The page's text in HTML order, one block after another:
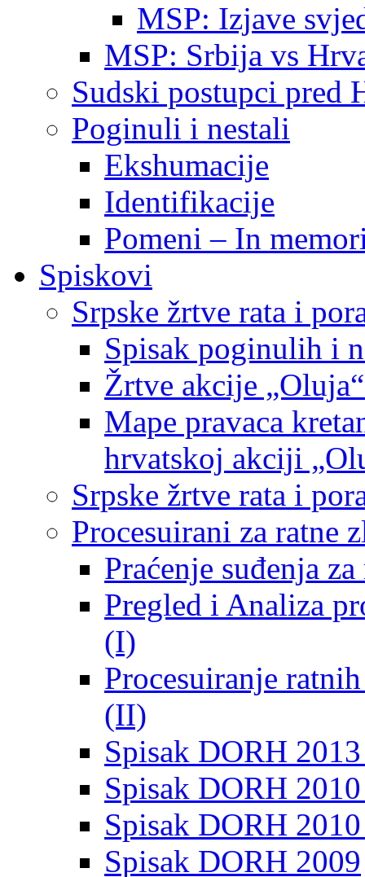
MSP: Izjave
MSP: Srbija vs
Sudski postupci pred
Poginuli i nestali
Ekshumacije
Identifikacije
Pomeni – In
Spiskovi
Srpske žrtve rata i
Spisak poginulih i
Žrtve akcije
Mape pravaca
hrvatskoj akciji
Srpske žrtve rata i
Procesuirani za ratne
Praćenje suđenja
Pregled i Analiza
(I)
Procesuiranje
(II)
Spisak DORH
Spisak DORH
Spisak DORH
Spisak DORH 2009